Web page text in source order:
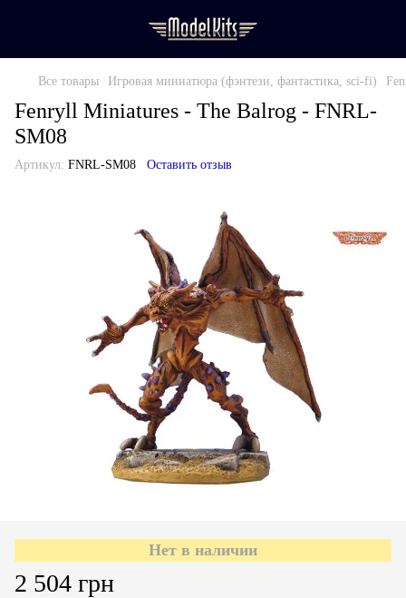
Все товары Игровая миниатюра (фэнтези, фантастика, sci-fi)
Fenryll Miniatures - The Balrog - FNRL-
SM08
Артикул: FNRL-SM08 Оставить отзыв
Нет в наличии
2 504 грн